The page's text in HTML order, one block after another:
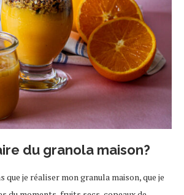
du granola maison?
que je réaliser mon granula maison, que je